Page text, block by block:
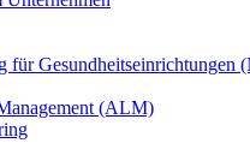
für Gesundheitseinrichtungen
(ALM)